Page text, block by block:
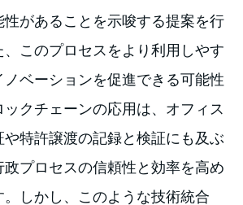
性があることを示唆する提案を行
、このプロセスをより利用しやす
ノベーションを促進できる可能性
ックチェーンの応用は、オフィス
特許譲渡の記録と検証にも及ぶ
プロセスの信頼性と効率を高め
。しかし、このような技術統合